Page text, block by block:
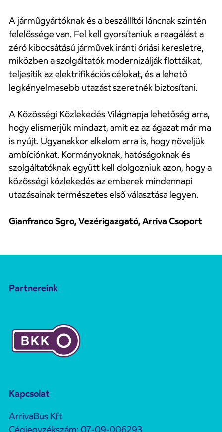
A járműgyártóknak és a beszállítói láncnak szintén
felelőssége van. Fel kell gyorsítaniuk a reagálást a
zéró kibocsátású járművek iránti óriási keresletre,
miközben a szolgáltatók modernizálják flottáikat,
teljesítik az elektrifikációs célokat, és a lehető
legkényelmesebb utazást szeretnék biztosítani.
A Közösségi Közlekedés Világnapja lehetőség arra,
hogy elismerjük mindazt, amit ez az ágazat már ma
is nyújt. Ugyanakkor alkalom arra is, hogy növeljük
ambíciónkat. Kormányoknak, hatóságoknak és
szolgáltatóknak együtt kell dolgozniuk azon, hogy a
közösségi közlekedés az emberek mindennapi
utazásainak természetes első választása legyen.
Gianfranco Sgro, Vezérigazgató, Arriva Csoport
Partnereink
Kapcsolat
ArrivaBus Kft
Cégjegyzékszám: 07-09-006293